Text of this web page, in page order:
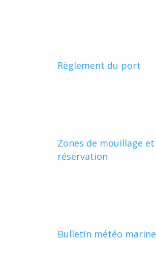
Règlement du port
Zones de mouillage et
réservation
Bulletin météo marine